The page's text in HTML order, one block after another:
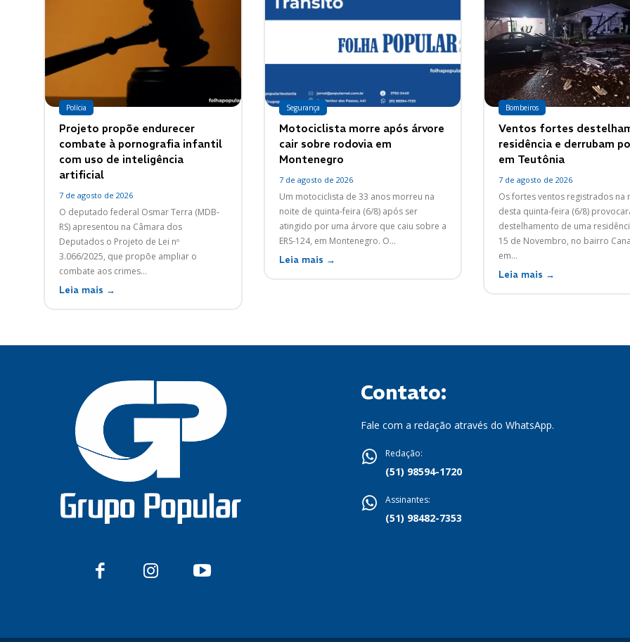
Polícia
Projeto propõe endurecer
combate à pornografia infantil
com uso de inteligência
artificial
7 de agosto de 2026
O deputado federal Osmar Terra (MDB-
RS) apresentou na Câmara dos
Deputados o Projeto de Lei nº
3.066/2025, que propõe ampliar o
combate aos crimes...
Leia mais →
Segurança
Motociclista morre após árvore
cair sobre rodovia em
Montenegro
7 de agosto de 2026
Um motociclista de 33 anos morreu na
noite de quinta-feira (6/8) após ser
atingido por uma árvore que caiu sobre a
ERS-124, em Montenegro. O...
Leia mais →
Bombeiros
Ventos fortes
residência e derrubam
em Teutônia
7 de agosto de 2026
Os fortes ventos registrados na
desta quinta-feira (6/8)
destelhamento de uma
15 de Novembro, no bairro
em...
Leia mais →
Contato:
Fale com a redação através do WhatsApp.
Redação:
(51) 98594-1720
Assinantes:
(51) 98482-7353